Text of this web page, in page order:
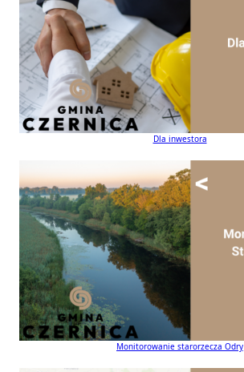
Dla inwestora
Monitorowanie starorzecza Odry